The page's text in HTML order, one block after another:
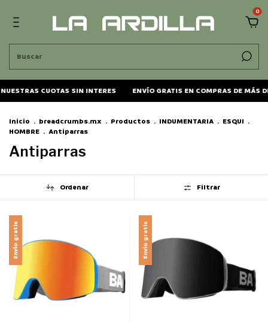
0
CUOTAS SIN INTERES ENVÍO GRATIS EN COMPRAS DE MÁS
Inicio . breadcrumbs.mx . Productos . INDUMENTARIA . ESQUI .
HOMBRE . Antiparras
Antiparras
Ordenar Filtrar
Envío gratis Envío gratis